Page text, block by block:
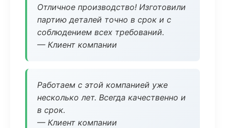
Отличное производство! Изготовили
партию деталей точно в срок и с
соблюдением всех требований.
— Клиент компании
Работаем с этой компанией уже
несколько лет. Всегда качественно и
в срок.
— Клиент компании